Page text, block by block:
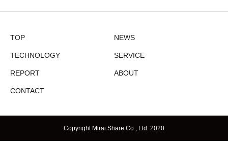
TOP NEWS
TECHNOLOGY SERVICE
REPORT ABOUT
CONTACT
Copyright Mirai Share Co., Ltd. 2020